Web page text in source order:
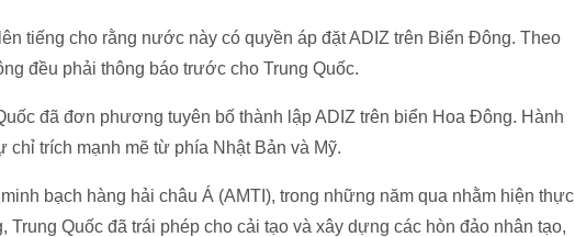
tiếng cho rằng nước này có quyền áp đặt ADIZ trên Biển Đông. Theo
đều phải thông báo trước cho Trung Quốc.
đã đơn phương tuyên bố thành lập ADIZ trên biển Hoa Đông. Hành
chỉ trích mạnh mẽ từ phía Nhật Bản và Mỹ.
bạch hàng hải châu Á (AMTI), trong những năm qua nhằm hiện thực
Trung Quốc đã trái phép cho cải tạo và xây dựng các hòn đảo nhân tạo,